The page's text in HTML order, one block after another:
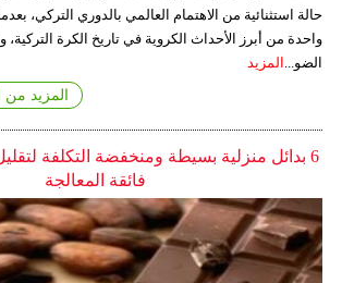
حالة استثنائية من الاهتمام العالمي بالدوري التركي،
واحدة من أبرز الأحداث الكروية في تاريخ الكرة
الضو...
المزيد
المزيد من
6 بدائل منزلية بسيطة ومنخفضة التكلفة
فائقة المعالجة